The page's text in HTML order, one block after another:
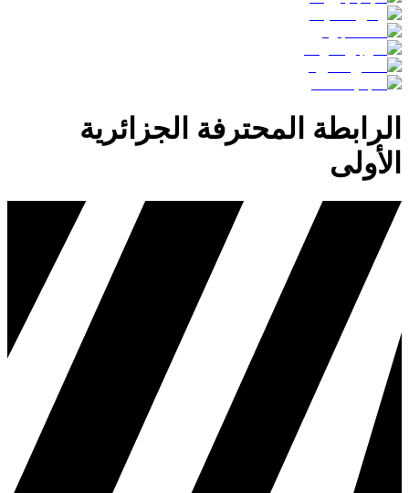
الرابطة المحترفة الجزائرية
الأولى